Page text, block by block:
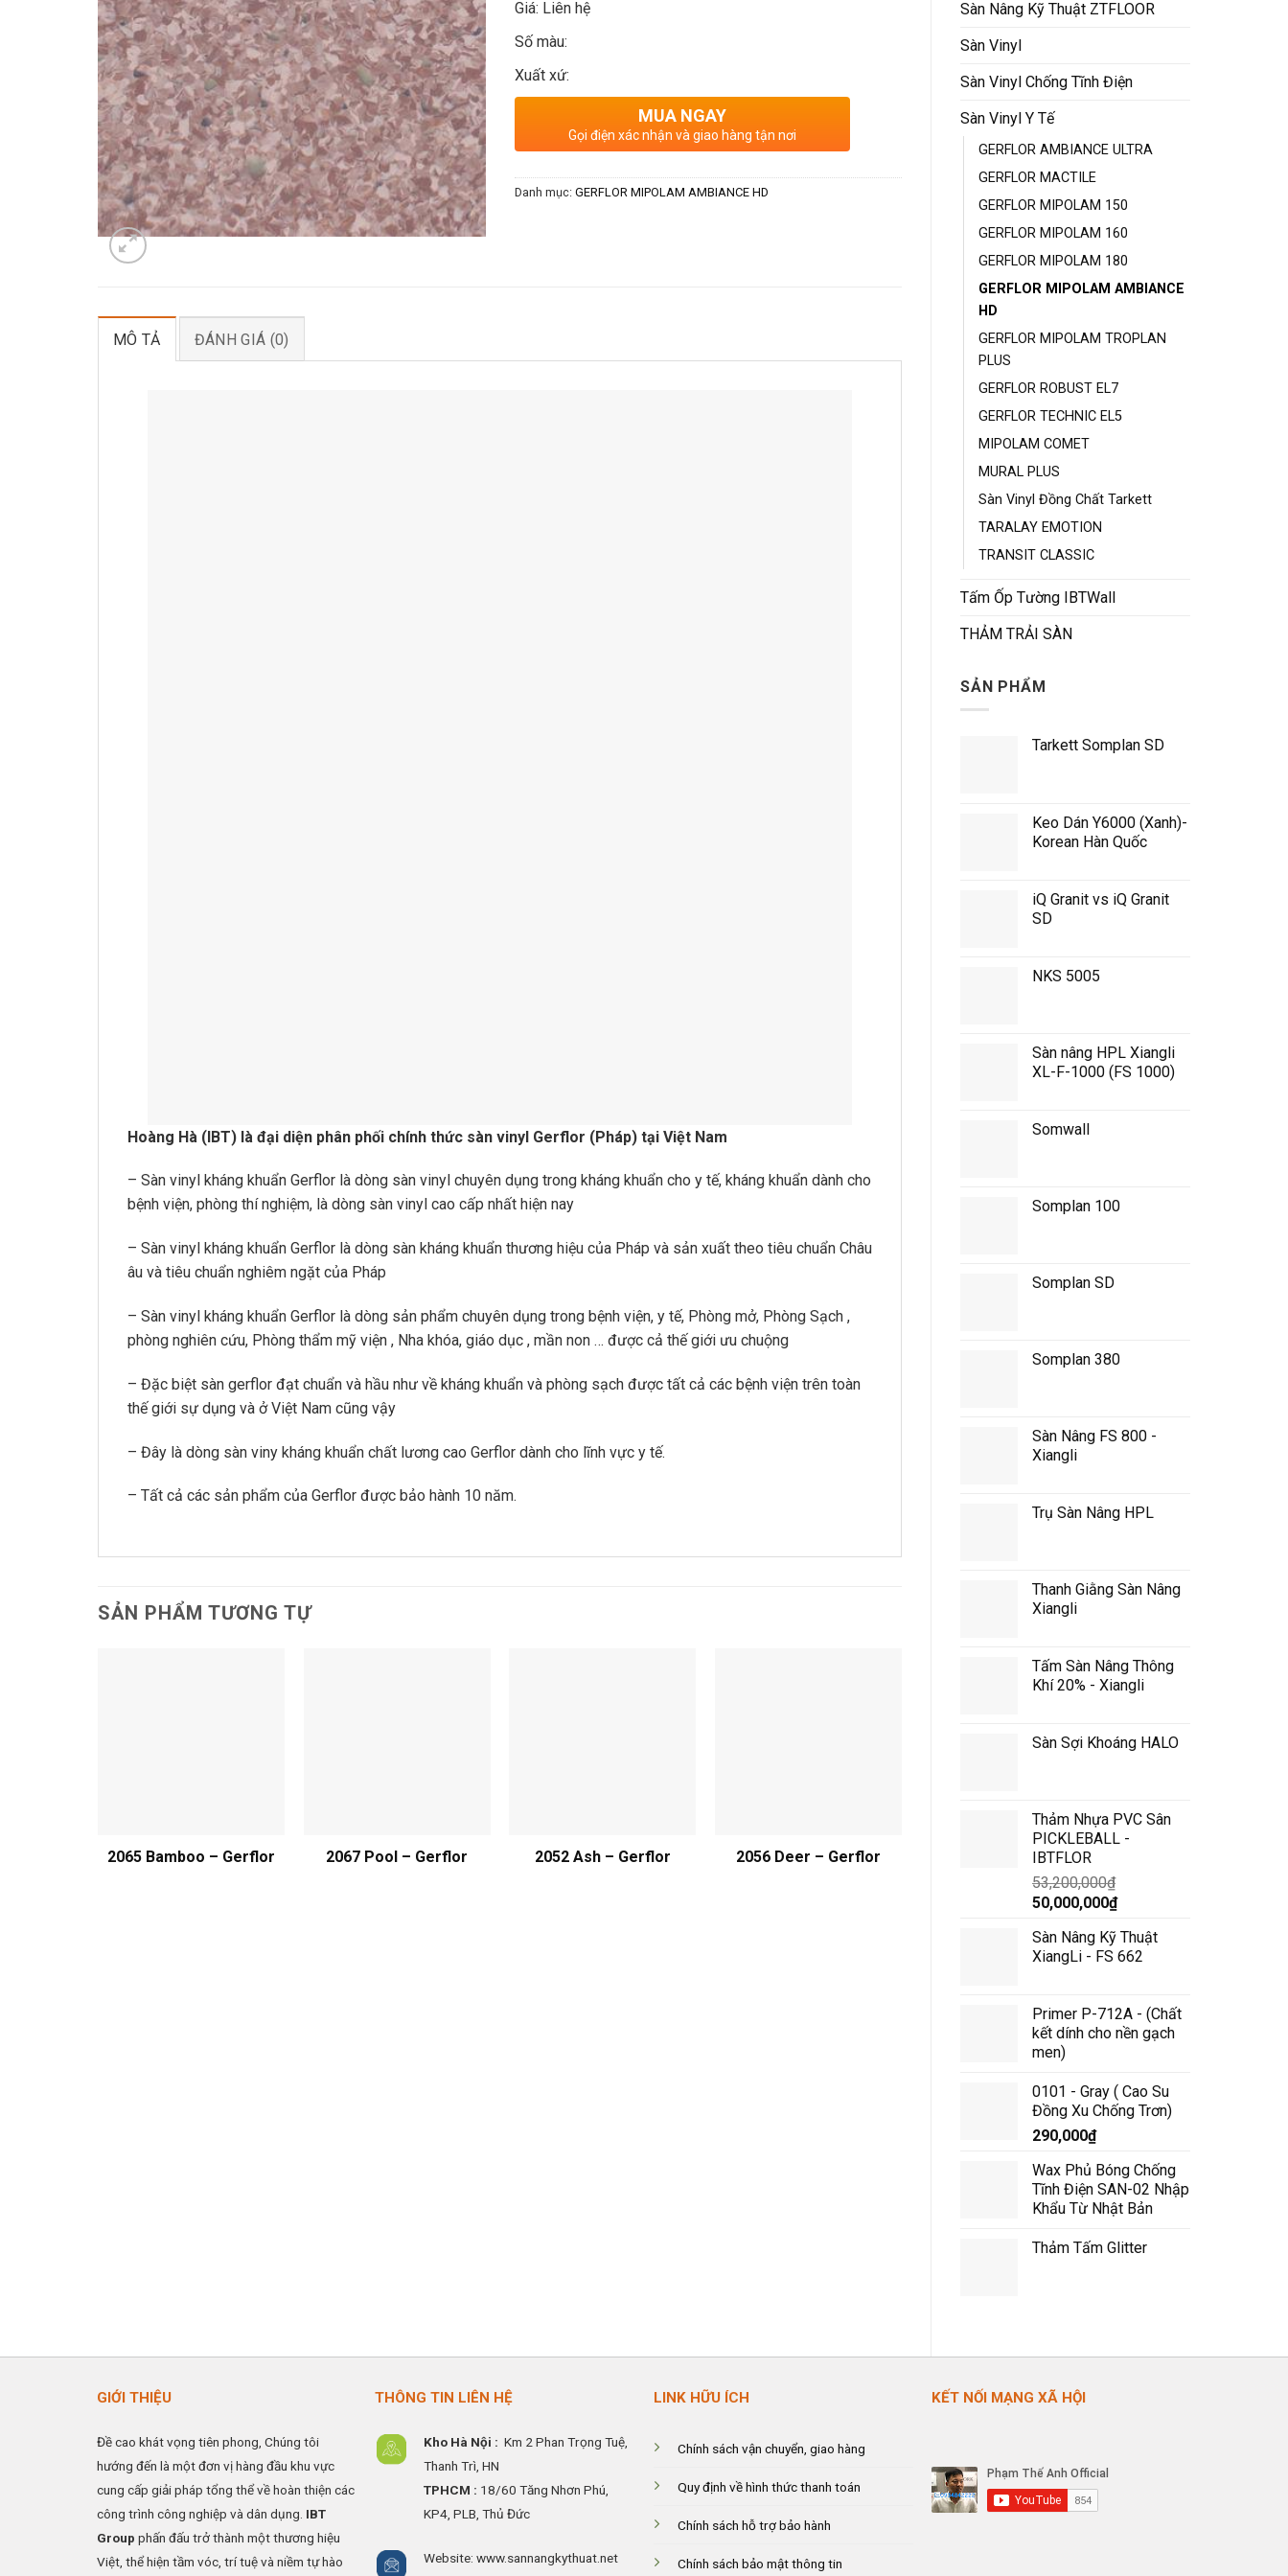
Sàn Nâng Kỹ Thuật ZTFLOOR
Sàn Vinyl
Sàn Vinyl Chống Tĩnh Điện
Sàn Vinyl Y Tế
GERFLOR AMBIANCE ULTRA
GERFLOR MACTILE
GERFLOR MIPOLAM 150
GERFLOR MIPOLAM 160
GERFLOR MIPOLAM 180
GERFLOR MIPOLAM AMBIANCE
HD
GERFLOR MIPOLAM TROPLAN
PLUS
GERFLOR ROBUST EL7
GERFLOR TECHNIC EL5
MIPOLAM COMET
MURAL PLUS
Sàn Vinyl Đồng Chất Tarkett
TARALAY EMOTION
TRANSIT CLASSIC
Tấm Ốp Tường IBTWall
THẢM TRẢI SÀN
SẢN PHẨM
Tarkett Somplan SD
Keo Dán Y6000 (Xanh)-
Korean Hàn Quốc
iQ Granit vs iQ Granit
SD
NKS 5005
Sàn nâng HPL Xiangli
XL-F-1000 (FS 1000)
Somwall
Somplan 100
Somplan SD
Somplan 380
Sàn Nâng FS 800 -
Xiangli
Trụ Sàn Nâng HPL
Thanh Giằng Sàn Nâng
Xiangli
Tấm Sàn Nâng Thông
Khí 20% - Xiangli
Sàn Sợi Khoáng HALO
Thảm Nhựa PVC Sân
PICKLEBALL -
IBTFLOR
53,200,000₫
Giá
là:
53,200,000₫.
50,000,000₫Giá
tại
là:
Sàn Nâng Kỹ Thuật
XiangLi - FS 662
Primer P-712A - (Chất
kết dính cho nền gạch
men)
0101 - Gray ( Cao Su
Đồng Xu Chống Trơn)
290,000₫
Wax Phủ Bóng Chống
Tĩnh Điện SAN-02 Nhập
Khẩu Từ Nhật Bản
Thảm Tấm Glitter
Giá: Liên hệ
Số màu:
Xuất xứ:
MUA NGAY
Gọi điện xác nhận và giao hàng tận nơi
Danh mục: GERFLOR MIPOLAM AMBIANCE HD
MÔ TẢ ĐÁNH GIÁ (0)
Hoàng Hà (IBT) là đại diện phân phối chính thức sàn vinyl Gerflor (Pháp) tại Việt Nam
– Sàn vinyl kháng khuẩn Gerflor là dòng sàn vinyl chuyên dụng trong kháng khuẩn cho y tế, kháng khuẩn dành cho
bệnh viện, phòng thí nghiệm, là dòng sàn vinyl cao cấp nhất hiện nay
– Sàn vinyl kháng khuẩn Gerflor là dòng sàn kháng khuẩn thương hiệu của Pháp và sản xuất theo tiêu chuẩn Châu
âu và tiêu chuẩn nghiêm ngặt của Pháp
– Sàn vinyl kháng khuẩn Gerflor là dòng sản phẩm chuyên dụng trong bệnh viện, y tế, Phòng mở, Phòng Sạch ,
phòng nghiên cứu, Phòng thẩm mỹ viện , Nha khóa, giáo dục , mần non … được cả thế giới ưu chuộng
– Đặc biệt sàn gerflor đạt chuẩn và hầu như về kháng khuẩn và phòng sạch được tất cả các bệnh viện trên toàn
thế giới sự dụng và ở Việt Nam cũng vậy
– Đây là dòng sàn viny kháng khuẩn chất lương cao Gerflor dành cho lĩnh vực y tế.
– Tất cả các sản phẩm của Gerflor được bảo hành 10 năm.
SẢN PHẨM TƯƠNG TỰ
2065 Bamboo – Gerflor 2067 Pool – Gerflor 2052 Ash – Gerflor 2056 Deer – Gerflor 2064 Hunting – Gerflor
GIỚI THIỆU
Đề cao khát vọng tiên phong, Chúng tôi
hướng đến là một đơn vị hàng đầu khu vực
cung cấp giải pháp tổng thể về hoàn thiện các
công trình công nghiệp và dân dụng. IBT
Group phấn đấu trở thành một thương hiệu
Việt, thể hiện tầm vóc, trí tuệ và niềm tự hào
THÔNG TIN LIÊN HỆ
Kho Hà Nội : Km 2 Phan Trọng Tuệ,
ThanhTrì, HN
TPHCM : 18/60 Tăng Nhơn Phú,
KP4, PLB, Thủ Đức
Website: www.sannangkythuat.net
LINK HỮU ÍCH
Chính sách vận chuyển, giao hàng
Quy định về hình thức thanh toán
Chính sách hỗ trợ bảo hành
Chính sách bảo mật thông tin
KẾT NỐI MẠNG XÃ HỘI